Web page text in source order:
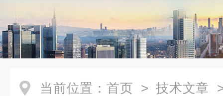
当前位置： 首页 > 技术文章